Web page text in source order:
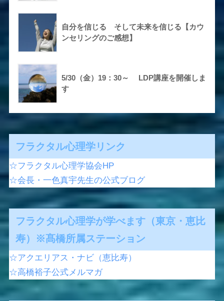
自分を信じる そして未来を信じる【カウ
ンセリングのご感想】
5/30（金）19：30～ LDP講座を開催しま
す
フラクタル心理学リンク
☆フラクタル心理学協会HP
☆会長・一色真宇先生の公式ブログ
フラクタル心理学が学べます（東京・恵比
寿）※髙橋所属ステーション
☆アクエリアス・ナビ（恵比寿）
☆高橋裕子公式メルマガ